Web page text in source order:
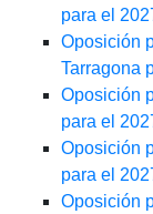
para el
Oposición
Tarragona
Oposición
para el
Oposición
para el
Oposición